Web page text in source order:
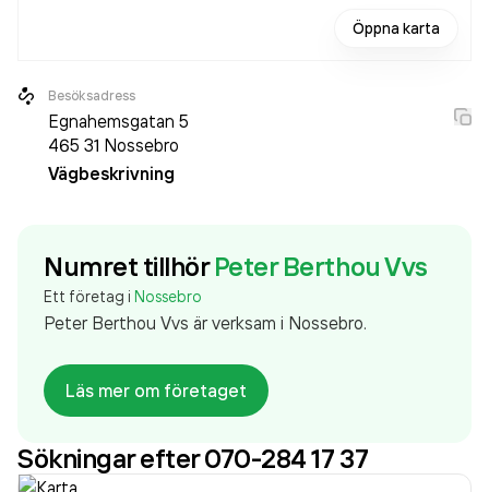
Öppna karta
Besöksadress
Egnahemsgatan 5
465 31 Nossebro
Vägbeskrivning
Numret tillhör Peter Berthou Vvs
Ett företag i Nossebro
Peter Berthou Vvs är verksam i Nossebro.
Läs mer om företaget
Sökningar efter 070-284 17 37